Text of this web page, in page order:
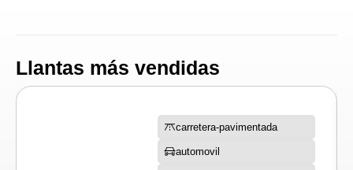
Llantas más vendidas
carretera-pavimentada
automovil